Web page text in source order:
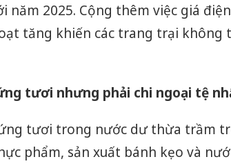
năm 2025. Cộng thêm việc giá
tăng khiến các trang trại không
tươi nhưng phải chi ngoại tệ
tươi trong nước dư thừa trầm
phẩm, sản xuất bánh kẹo và